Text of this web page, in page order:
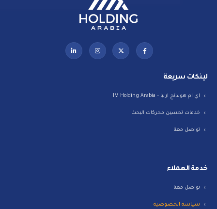
لينكات سريعة
اي ام هولدنج اربيا – IM Holding Arabia
خدمات تحسين محركات البحث
تواصل معنا
خدمة العملاء
تواصل معنا
سياسة الخصوصية